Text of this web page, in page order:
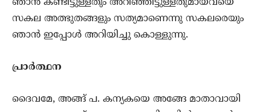
ഞാന്‍ കണ്ടിട്ടുള്ളതും അറിഞ്ഞിട്ടുള്ളതുമായവയെ
സകല അത്ഭുതങ്ങളും സത്യമാണെന്നു സകലരെയും
ഞാന്‍ ഇപ്പോള്‍ അറിയിച്ചു കൊള്ളുന്നു.
പ്രാര്‍ത്ഥന
ദൈവമേ, അങ്ങ് പ. കന്യകയെ അങ്ങേ മാതാവായി